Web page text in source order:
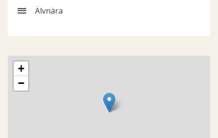
Älvnära
Älvnära
Map showing the location of Selsbergsleden
+
−